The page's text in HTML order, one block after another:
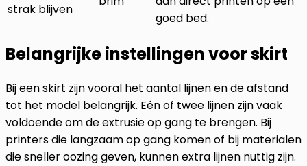
strak blijven
goed bed.
Belangrijke instellingen voor skirt
Bij een skirt zijn vooral het aantal lijnen en de afstand
tot het model belangrijk. Eén of twee lijnen zijn vaak
voldoende om de extrusie op gang te brengen. Bij
printers die langzaam op gang komen of bij materialen
die sneller oozing geven, kunnen extra lijnen nuttig zijn.